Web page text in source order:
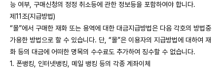
능 여부, 구매신청의 정정 취소등에 관한 정보등을 포함하여야 합니다.
제11조(지급방법)
“몰”에서 구매한 재화 또는 용역에 대한 대금지급방법은 다음 각호의 방법중
가용한 방법으로 할 수 있습니다. 단, “몰”은 이용자의 지급방법에 대하여 재
화 등의 대금에 어떠한 명목의 수수료도 추가하여 징수할 수 없습니다.
1. 폰뱅킹, 인터넷뱅킹, 메일 뱅킹 등의 각종 계좌이체